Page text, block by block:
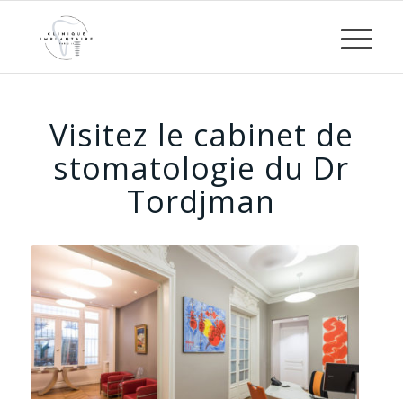
Visitez le cabinet de
stomatologie du Dr
Tordjman
Cabinet de stomatologie du Dr